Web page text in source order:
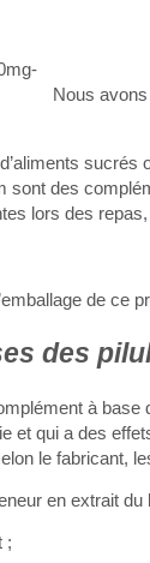
Nous
des
lors des
de ce
des
à base
et qui a des
le fabricant,
en extrait
;